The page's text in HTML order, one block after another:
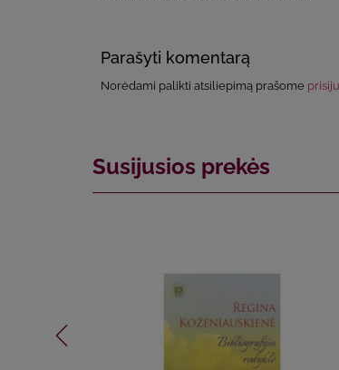
Parašyti komentarą
Norėdami palikti atsiliepimą prašome
Susijusios prekės